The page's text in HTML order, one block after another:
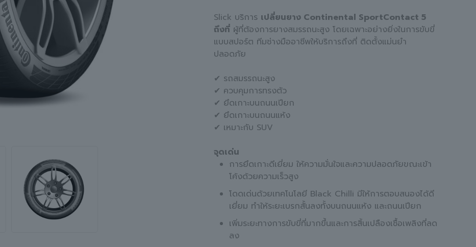
Slick บริการ เปลี่ยนยาง Continental SportContact 5
ถึงที่ ผู้ที่ต้องการยางสมรรถนะสูง โดยเฉพาะอย่างยิ่งในการขับขี่
แบบสปอร์ต ทีมช่างมืออาชีพให้บริการถึงที่ ติดตั้งแม่นยำ
ปลอดภัย
✔ รถสมรรถนะสูง
✔ ควบคุมการทรงตัว
✔ ยึดเกาะบนถนนเปียก
✔ ยึดเกาะบนถนนแห้ง
✔ เหมาะกับ SUV
จุดเด่น
การยึดเกาะดีเยี่ยม ให้ความมั่นใจและความปลอดภัยขณะเข้า
โค้งด้วยความเร็วสูง
โดดเด่นด้วยเทคโนโลยี Black Chilli มีให้การตอบสนองได้ดี
เยี่ยม ทำให้ระยะเบรกสั้นลงทั้งบนถนนแห้ง และถนนเปียก
เพิ่มระยะทางการขับขี่ที่มากขึ้นและการสิ้นเปลืองเชื้อเพลิงที่ลด
ลง